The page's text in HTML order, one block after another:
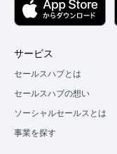
サービス
セールスハブとは
セールスハブの想い
ソーシャルセールスとは
事業を探す